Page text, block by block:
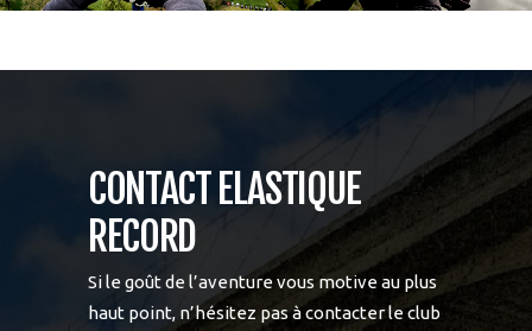
CONTACT ELASTIQUE
RECORD
Si le goût de l’aventure vous motive au plus
haut point, n’hésitez pas à contacter le club